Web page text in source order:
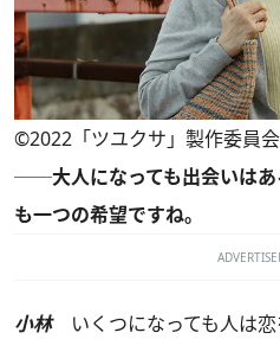
©2022「ツユクサ」製作委員会
──大人になっても出会いはあ
も一つの希望ですね。
小林いくつになっても人は恋